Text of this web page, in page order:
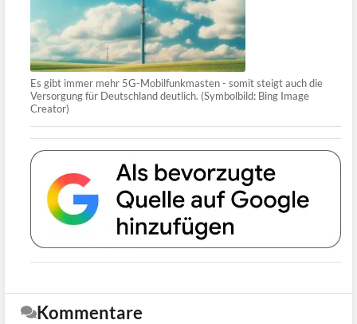
Es gibt immer mehr 5G-Mobilfunkmasten - somit steigt auch die
Versorgung für Deutschland deutlich. (Symbolbild: Bing Image
Creator)
Kommentare